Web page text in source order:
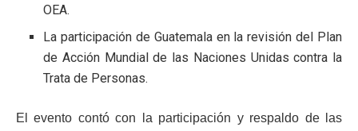
OEA.
La participación de Guatemala en la revisión del Plan
de Acción Mundial de las Naciones Unidas contra la
Trata de Personas.
El evento contó con la participación y respaldo de las